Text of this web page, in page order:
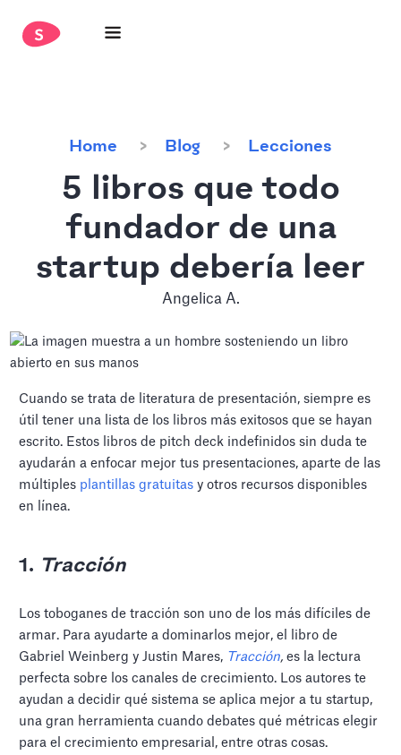
Home Blog Lecciones
5 libros que todo
fundador de una
startup debería leer
Angelica A.
Cuando se trata de literatura de presentación, siempre es
útil tener una lista de los libros más exitosos que se hayan
escrito. Estos libros de pitch deck indefinidos sin duda te
ayudarán a enfocar mejor tus presentaciones, aparte de las
múltiples plantillas gratuitas y otros recursos disponibles
en línea.
1. Tracción
Los toboganes de tracción son uno de los más difíciles de
armar. Para ayudarte a dominarlos mejor, el libro de
Gabriel Weinberg y Justin Mares, Tracción, es la lectura
perfecta sobre los canales de crecimiento. Los autores te
ayudan a decidir qué sistema se aplica mejor a tu startup,
una gran herramienta cuando debates qué métricas elegir
para el crecimiento empresarial, entre otras cosas.